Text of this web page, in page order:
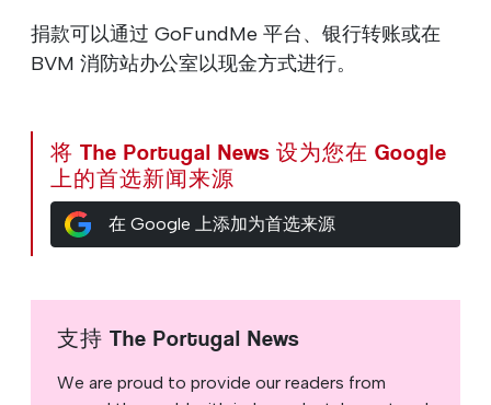
捐款可以通过 GoFundMe 平台、银行转账或在
BVM 消防站办公室以现金方式进行。
将 The Portugal News 设为您在 Google
上的首选新闻来源
在 Google 上添加为首选来源
支持 The Portugal News
We are proud to provide our readers from